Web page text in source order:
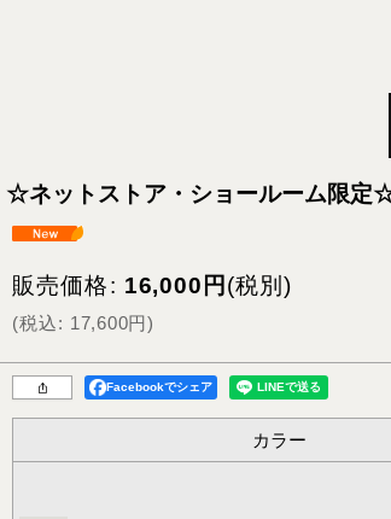
☆ネットストア・ショールーム限定
販売価格: 16,000 円 (税別)
(税込: 17,600円)
Facebookでシェア
カラー